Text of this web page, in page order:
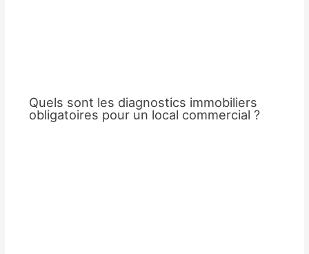
Quels sont les diagnostics immobiliers
obligatoires pour un local commercial ?